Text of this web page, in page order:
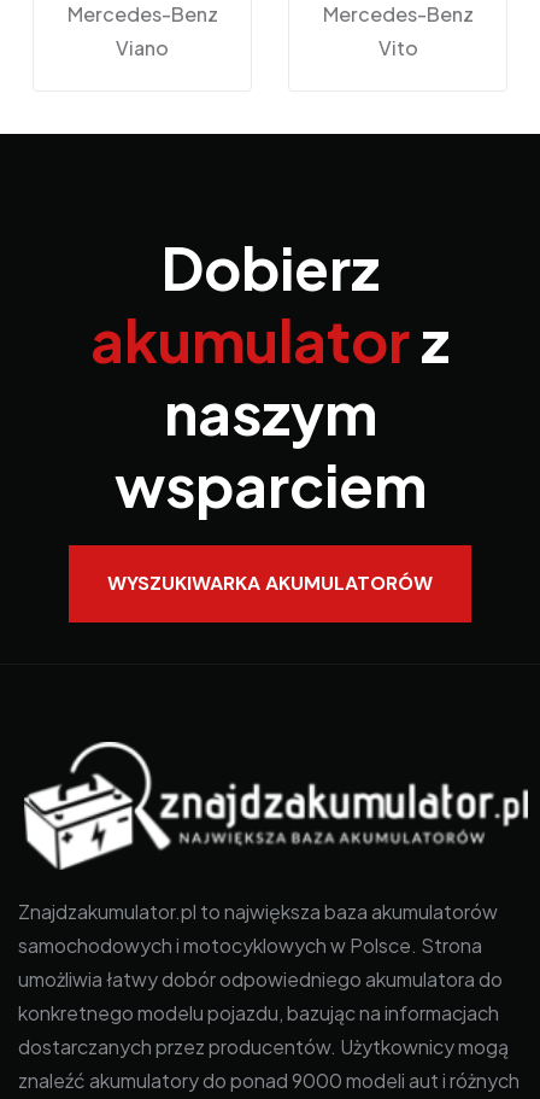
Mercedes-Benz
Viano
Mercedes-Benz
Vito
Dobierz
akumulatorz
naszym
wsparciem
WYSZUKIWARKA AKUMULATORÓW
Znajdzakumulator.pl to największa baza akumulatorów
samochodowych i motocyklowych w Polsce. Strona
umożliwia łatwy dobór odpowiedniego akumulatora do
konkretnego modelu pojazdu, bazując na informacjach
dostarczanych przez producentów. Użytkownicy mogą
znaleźć akumulatory do ponad 9000 modeli aut i różnych